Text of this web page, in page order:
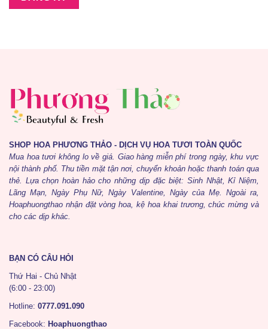
SHOP HOA PHƯƠNG THẢO - DỊCH VỤ HOA TƯƠI TOÀN QUỐC
Mua hoa tươi không lo về giá. Giao hàng miễn phí trong ngày, khu vực
nội thành phố. Thu tiền mặt tận nơi, chuyển khoản hoặc thanh toán qua
thẻ. Lựa chọn hoàn hảo cho những dịp đặc biệt: Sinh Nhật, Kỉ Niệm,
Lãng Mạn, Ngày Phụ Nữ, Ngày Valentine, Ngày của Mẹ. Ngoài ra,
Hoaphuongthao nhận đặt vòng hoa, kệ hoa khai trương, chúc mừng và
cho các dịp khác.
BẠN CÓ CÂU HỎI
Thứ Hai - Chủ Nhật
(6:00 - 23:00)
Hotline: 0777.091.090
Facebook: Hoaphuongthao